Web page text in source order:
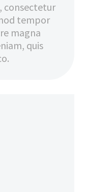
consectetur
tempor
magna
quis